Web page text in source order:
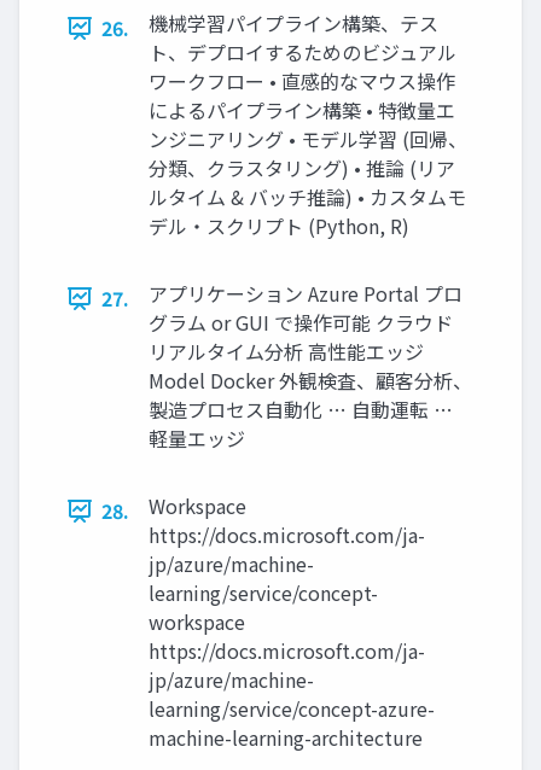
26.
機械学習パイプライン構築、テス
ト、デプロイするためのビジュアル
ワークフロー • 直感的なマウス操作
によるパイプライン構築 • 特徴量エ
ンジニアリング • モデル学習 (回帰、
分類、クラスタリング) • 推論 (リア
ルタイム & バッチ推論) • カスタムモ
デル・スクリプト (Python, R)
27.
アプリケーション Azure Portal プロ
グラム or GUI で操作可能 クラウド
リアルタイム分析 ⾼性能エッジ
Model Docker 外観検査、顧客分析、
製造プロセス⾃動化 … ⾃動運転 …
軽量エッジ
28.
Workspace
https://docs.microsoft.com/ja-
jp/azure/machine-
learning/service/concept-
workspace
https://docs.microsoft.com/ja-
jp/azure/machine-
learning/service/concept-azure-
machine-learning-architecture